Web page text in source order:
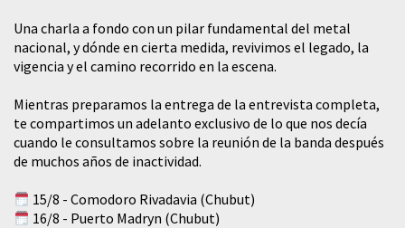
​Una charla a fondo con un pilar fundamental del metal
nacional, y dónde en cierta medida, revivimos el legado, la
vigencia y el camino recorrido en la escena.
Mientras preparamos la entrega de la entrevista completa,
te compartimos un adelanto exclusivo de lo que nos decía
cuando le consultamos sobre la reunión de la banda después
de muchos años de inactividad.
15/8 - Comodoro Rivadavia (Chubut)
16/8 - Puerto Madryn (Chubut)